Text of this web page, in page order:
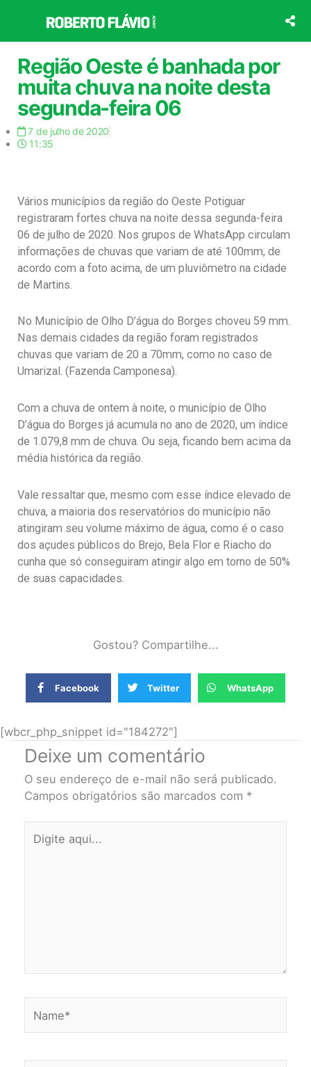
o
conteúdo
Região Oeste é banhada por
muita chuva na noite desta
segunda-feira 06
7 de julho de 2020
11:35
Vários municípios da região do Oeste Potiguar
registraram fortes chuva na noite dessa segunda-feira
06 de julho de 2020. Nos grupos de WhatsApp circulam
informações de chuvas que variam de até 100mm, de
acordo com a foto acima, de um pluviômetro na cidade
de Martins.
No Município de Olho D’água do Borges choveu 59 mm.
Nas demais cidades da região foram registrados
chuvas que variam de 20 a 70mm, como no caso de
Umarizal. (Fazenda Camponesa).
Com a chuva de ontem à noite, o município de Olho
D’água do Borges já acumula no ano de 2020, um índice
de 1.079,8 mm de chuva. Ou seja, ficando bem acima da
média histórica da região.
Vale ressaltar que, mesmo com esse índice elevado de
chuva, a maioria dos reservatórios do município não
atingiram seu volume máximo de água, como é o caso
dos açudes públicos do Brejo, Bela Flor e Riacho do
cunha que só conseguiram atingir algo em torno de 50%
de suas capacidades.
Gostou? Compartilhe...
Facebook Twitter WhatsApp
[wbcr_php_snippet id="184272"]
Deixe um comentário
O seu endereço de e-mail não será publicado.
Campos obrigatórios são marcados com *
aqui...